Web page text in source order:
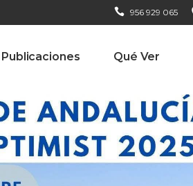
956 929 065
Publicaciones Qué Ver